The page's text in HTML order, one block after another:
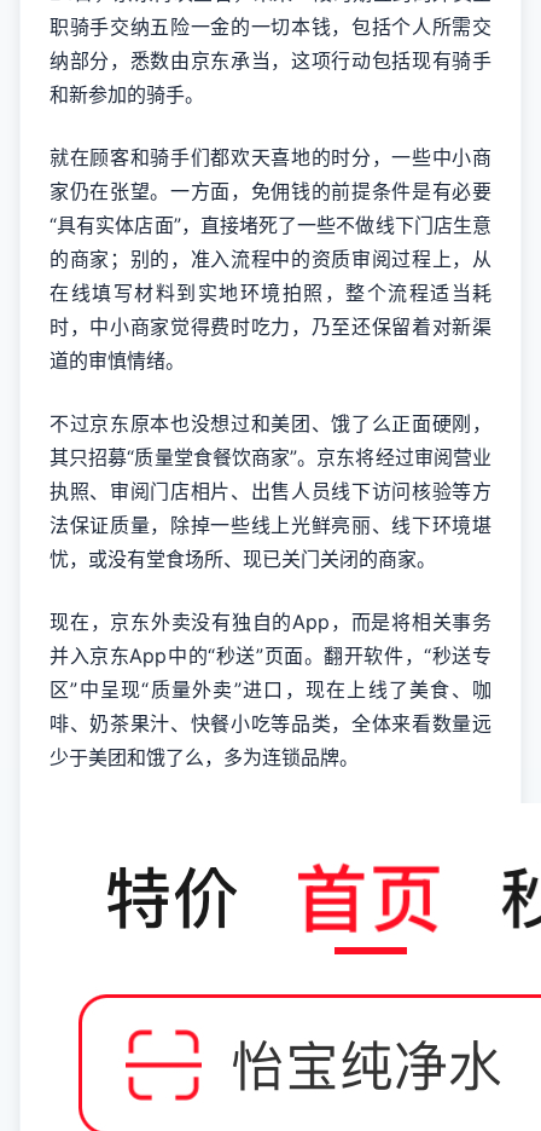
职骑手交纳五险一金的一切本钱，包括个人所需交
纳部分，悉数由京东承当，这项行动包括现有骑手
和新参加的骑手。
就在顾客和骑手们都欢天喜地的时分，一些中小商
家仍在张望。一方面，免佣钱的前提条件是有必要
“具有实体店面”，直接堵死了一些不做线下门店生意
的商家；别的，准入流程中的资质审阅过程上，从
在线填写材料到实地环境拍照，整个流程适当耗
时，中小商家觉得费时吃力，乃至还保留着对新渠
道的审慎情绪。
不过京东原本也没想过和美团、饿了么正面硬刚，
其只招募“质量堂食餐饮商家”。京东将经过审阅营业
执照、审阅门店相片、出售人员线下访问核验等方
法保证质量，除掉一些线上光鲜亮丽、线下环境堪
忧，或没有堂食场所、现已关门关闭的商家。
现在，京东外卖没有独自的App，而是将相关事务
并入京东App中的“秒送”页面。翻开软件，“秒送专
区”中呈现“质量外卖”进口，现在上线了美食、咖
啡、奶茶果汁、快餐小吃等品类，全体来看数量远
少于美团和饿了么，多为连锁品牌。